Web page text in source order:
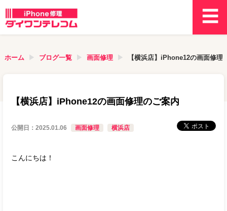
ホーム ブログ一覧 画面修理 【横浜店】iPhone12の画面修理
【横浜店】iPhone12の画面修理のご案内
公開日：2025.01.06 画面修理 横浜店
こんにちは！